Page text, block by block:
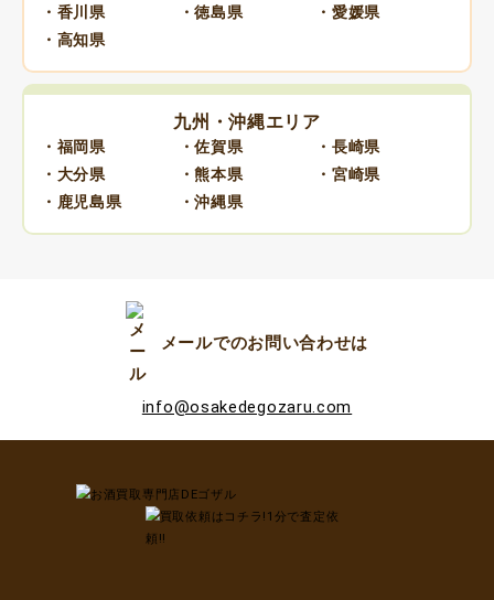
・香川県 ・徳島県
・愛媛県
・高知県
九州・沖縄エリア
・福岡県 ・佐賀県
・長崎県
・大分県
・熊本県
・宮崎県
・鹿児島県
・沖縄県
メールでのお問い合わせは
info@osakedegozaru.com